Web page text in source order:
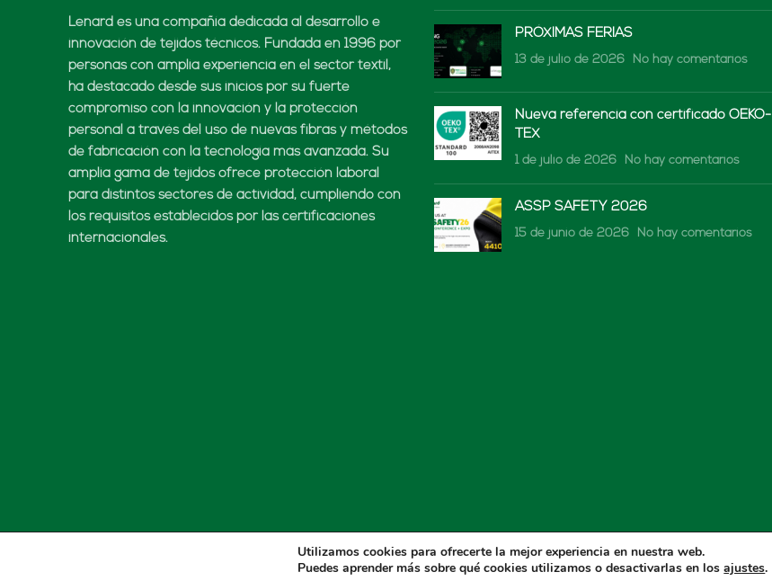
Lenard es una compañía dedicada al desarrollo e
innovación de tejidos técnicos. Fundada en 1996 por
personas con amplia experiencia en el sector textil,
ha destacado desde sus inicios por su fuerte
compromiso con la innovación y la protección
personal a través del uso de nuevas fibras y métodos
de fabricación con la tecnología más avanzada. Su
amplia gama de tejidos ofrece protección laboral
para distintos sectores de actividad, cumpliendo con
los requisitos establecidos por las certificaciones
internacionales.
PRÓXIMAS FERIAS
13 de julio de 2026 No hay comentarios
Nueva referencia con certificado OEKO-
TEX
1 de julio de 2026 No hay comentarios
ASSP SAFETY 2026
15 de junio de 2026 No hay comentarios
Utilizamos cookies para ofrecerte la mejor experiencia en nuestra web.
Puedes aprender más sobre qué cookies utilizamos o desactivarlas en losajustes.